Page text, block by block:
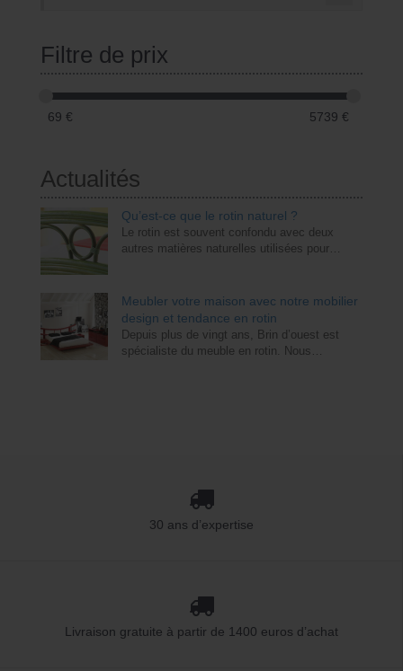
Filtre de prix
69 € 5739 €
Actualités
Qu’est-ce que le rotin naturel ?
Le rotin est souvent confondu avec deux
autres matières naturelles utilisées pour…
Meubler votre maison avec notre mobilier
design et tendance en rotin
Depuis plus de vingt ans, Brin d’ouest est
spécialiste du meuble en rotin. Nous…
30 ans d’expertise
Livraison gratuite à partir de 1400 euros d’achat